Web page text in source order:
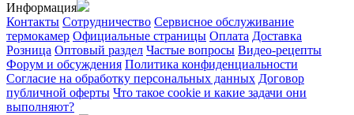
Информация
Контакты Сотрудничество Сервисное обслуживание
термокамер Официальные страницы Оплата Доставка
Розница Оптовый раздел Частые вопросы Видео-рецепты
Форум и обсуждения Политика конфиденциальности
Согласие на обработку персональных данных Договор
публичной оферты Что такое cookie и какие задачи они
выполняют?